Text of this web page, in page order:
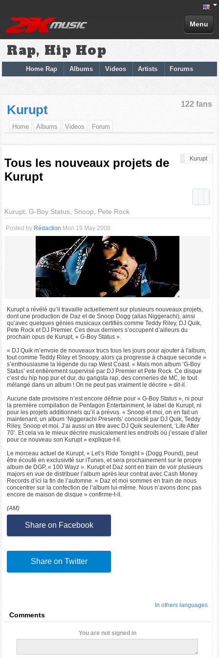
Menu
Rap, Hip Hop
Home Rap Albums Videos Artists Forums
122 fans
Kurupt
Home Albums Videos Forum
Kurupt
Tous les nouveaux projets de
Kurupt
Kurupt, G-Boy Status, Snoop, Pete Rock
Posted by Rédaction Mon 19 May 2008
Kurupt a révélé qu’il travaille actuellement sur plusieurs nouveaux projets,
dont une production de Daz et de Snoop Dogg (alias Niggerachi), ainsi
qu’avec quelques génies musicaux certifiés comme Teddy Riley, DJ Quik,
Pete Rock et DJ Premier. Ces deux derniers s’occupent d’ailleurs du
prochain opus de Kurupt, « G-Boy Status ».
« DJ Quik m’envoie de nouveaux trucs tous les jours pour ajouter à l'album,
tout comme Teddy Riley et Snoopy, alors ça progresse à chaque seconde »
s’enthousiasme la légende du rap West Coast. « Mais mon album ‘G-Boy
Status’ est entièrement supervisé par DJ Premier et Pete Rock. Ce disque
c’est du hip hop pur et dur, du gangsta rap, des conneries de MC, le tout
mélangé dans un album ! On ne peut pas vraiment le décrire » dit-il.
Aucune date provisoire n’est encore définie pour « G-Boy Status », ni pour
la première compilation de Pentagon Entertainment, le label de Kurupt, ni
pour les projets additionnels qu’il a prévus. « Snoop et moi, on en fait un
maintenant, un album ‘Niggerachi Presents’ concocté par DJ Quik, Teddy
Riley, Snoop et moi. J’ai aussi un titre avec DJ Quik seulement, ‘Life After
70’. Et cela va le mieux décrire musicalement les endroits où j’essaie d’aller
pour ce nouveau son Kurupt » explique-t-il.
Le morceau actuel de Kurupt, « Let’s Ride Tonight » (Dogg Pound), peut
être écouté en exclusivité sur iTunes, et sera prochainement sur le propre
album de DGP, « 100 Wayz ». Kurupt et Daz sont en train de voir plusieurs
majors en vue de distribuer l’album après leur contrat avec Cash Money
Records d’ici la fin de l’automne. « Daz et moi sommes en train de nous
concentrer sur la confection de l’album lui-même. Nous n’avons donc pas
encore de maison de disque » confirme-t-il.
(AM)
Share on Facebook
Share on Twitter
In others languages
Comments
You are not signed in